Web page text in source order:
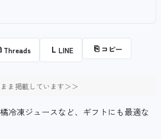
Threads L LINE ⎘ コピー
ま掲載しています＞＞
冷凍ジュースなど、ギフトにも最適な